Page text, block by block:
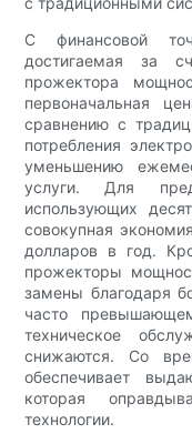
С финансовой
достигаемая за
прожектора
первоначальная
сравнению с
потребления
уменьшению
услуги. Для
использующих
совокупная
долларов в год.
прожекторы
замены благодаря
часто
техническое
снижаются. Со
обеспечивает
которая
технологии.